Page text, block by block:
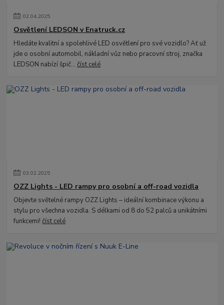
02.04.2025
Osvětlení LEDSON v Enatruck.cz
Hledáte kvalitní a spolehlivé LED osvětlení pro své vozidlo? Ať už
jde o osobní automobil, nákladní vůz nebo pracovní stroj, značka
LEDSON nabízí špič...číst celé
03.02.2025
OZZ Lights - LED rampy pro osobní a off-road vozidla
Objevte světelné rampy OZZ Lights – ideální kombinace výkonu a
stylu pro všechna vozidla. S délkami od 8 do 52 palců a unikátními
funkcemi!číst celé